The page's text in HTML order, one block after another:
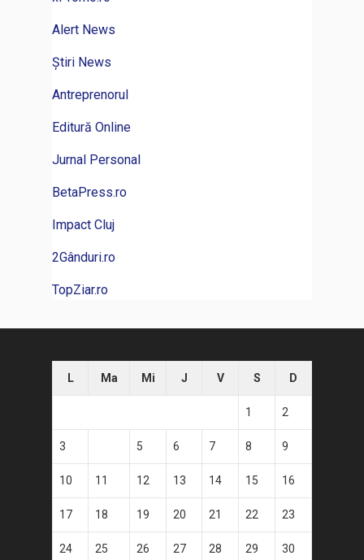
Alert News
Știri News
Antreprenorul
Editură Online
Jurnal Personal
BetaPress.ro
Impact Cluj
2Gânduri.ro
TopZiar.ro
L Ma Mi J V S D
1 2
3 5 6 7 8 9
10 11 12 13 14 15 16
17 18 19 20 21 22 23
24 25 26 27 28 29 30